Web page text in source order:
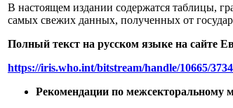
В настоящем издании содержатся таблицы,
самых свежих данных, полученных от
Полный текст на русском языке на сайте
https://iris.who.int/bitstream/handle/10665/
Рекомендации по межсекторальному